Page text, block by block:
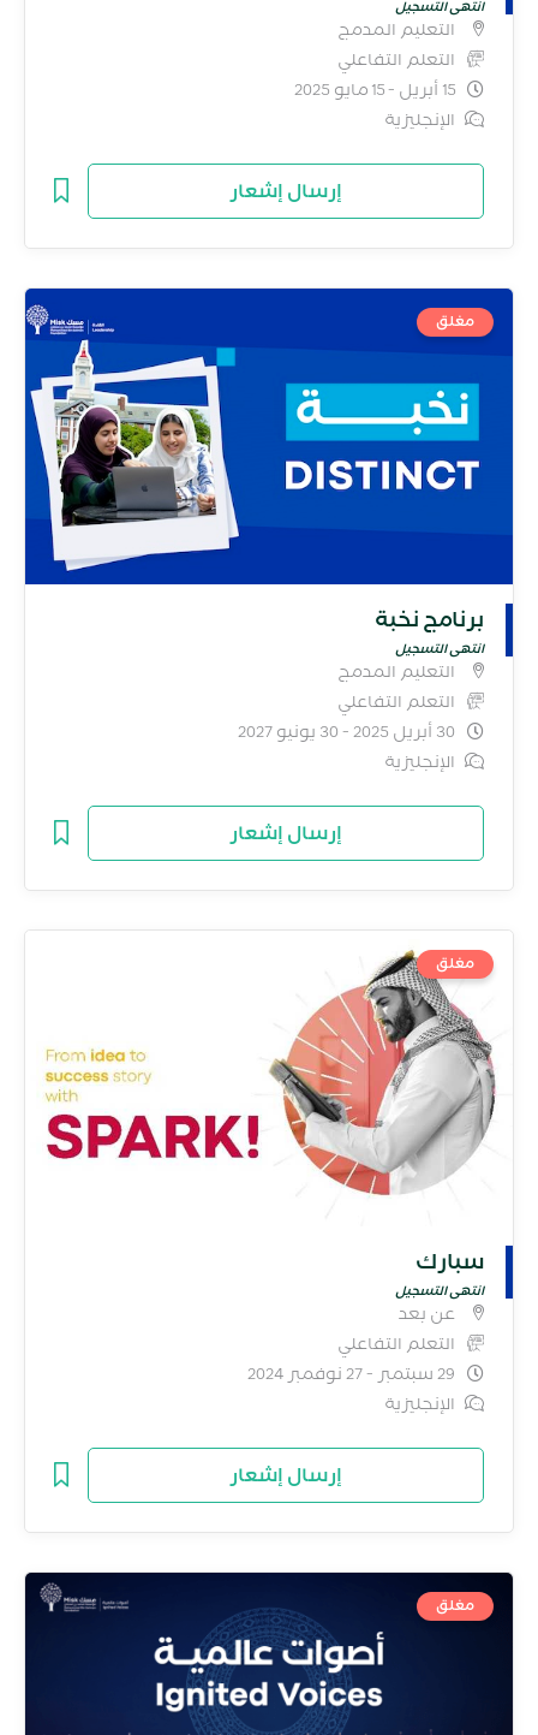
انتهى التسجيل
التعليم المدمج
التعلم التفاعلي
15 أبريل - 15 مايو 2025
الإنجليزية
إرسال إشعار
مغلق
برنامج نخبة
انتهى التسجيل
التعليم المدمج
التعلم التفاعلي
30 أبريل 2025 - 30 يونيو 2027
الإنجليزية
إرسال إشعار
مغلق
سبارك
انتهى التسجيل
عن بعد
التعلم التفاعلي
29 سبتمبر - 27 نوفمبر 2024
الإنجليزية
إرسال إشعار
مغلق